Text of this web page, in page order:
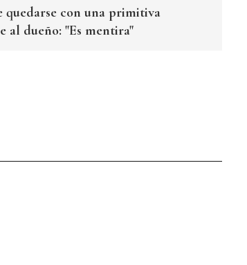
quedarse con una primitiva
al dueño: "Es mentira"